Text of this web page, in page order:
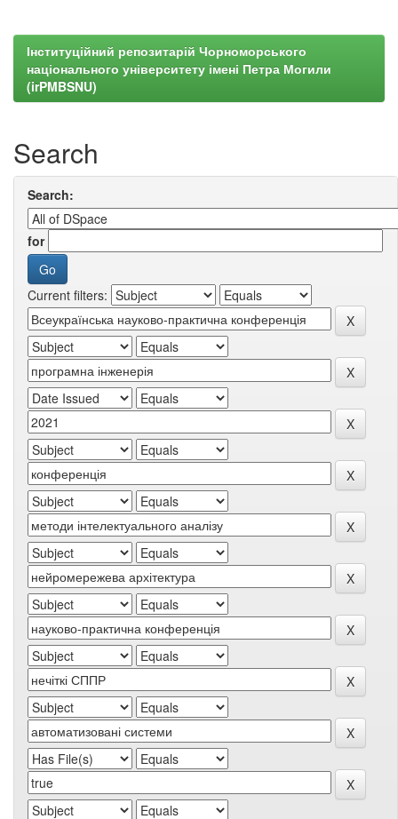
Інституційний репозитарій Чорноморського
національного університету імені Петра Могили
(irPMBSNU)
Search
Search:
for
Current filters: